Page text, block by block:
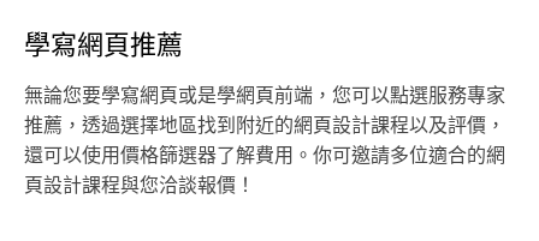
學寫網頁推薦
無論您要學寫網頁或是學網頁前端，您可以點選服務專家
推薦，透過選擇地區找到附近的網頁設計課程以及評價，
還可以使用價格篩選器了解費用。你可邀請多位適合的網
頁設計課程與您洽談報價！